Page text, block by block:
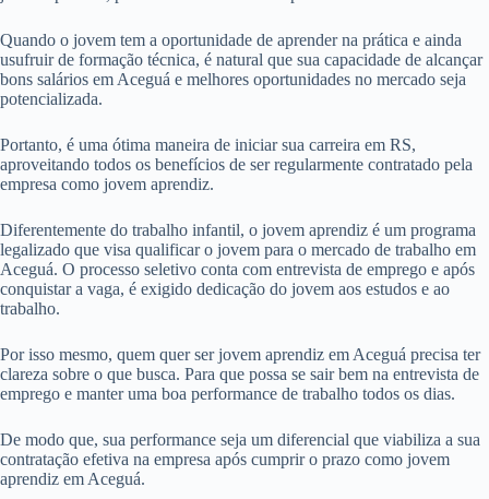
Quando o jovem tem a oportunidade de aprender na prática e ainda
usufruir de formação técnica, é natural que sua capacidade de alcançar
bons salários em Aceguá e melhores oportunidades no mercado seja
potencializada.
Portanto, é uma ótima maneira de iniciar sua carreira em RS,
aproveitando todos os benefícios de ser regularmente contratado pela
empresa como jovem aprendiz.
Diferentemente do trabalho infantil, o jovem aprendiz é um programa
legalizado que visa qualificar o jovem para o mercado de trabalho em
Aceguá. O processo seletivo conta com entrevista de emprego e após
conquistar a vaga, é exigido dedicação do jovem aos estudos e ao
trabalho.
Por isso mesmo, quem quer ser jovem aprendiz em Aceguá precisa ter
clareza sobre o que busca. Para que possa se sair bem na entrevista de
emprego e manter uma boa performance de trabalho todos os dias.
De modo que, sua performance seja um diferencial que viabiliza a sua
contratação efetiva na empresa após cumprir o prazo como jovem
aprendiz em Aceguá.